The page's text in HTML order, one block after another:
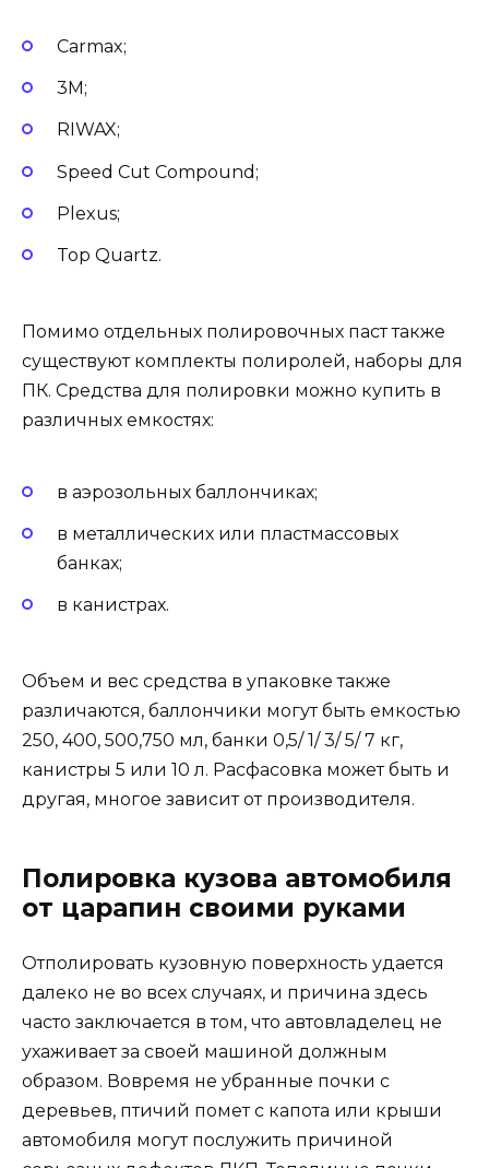
Carmax;
3M;
RIWAX;
Speed Cut Compound;
Plexus;
Top Quartz.
Помимо отдельных полировочных паст также
существуют комплекты полиролей, наборы для
ПК. Средства для полировки можно купить в
различных емкостях:
в аэрозольных баллончиках;
в металлических или пластмассовых
банках;
в канистрах.
Объем и вес средства в упаковке также
различаются, баллончики могут быть емкостью
250, 400, 500,750 мл, банки 0,5/ 1/ 3/ 5/ 7 кг,
канистры 5 или 10 л. Расфасовка может быть и
другая, многое зависит от производителя.
Полировка кузова автомобиля
от царапин своими руками
Отполировать кузовную поверхность удается
далеко не во всех случаях, и причина здесь
часто заключается в том, что автовладелец не
ухаживает за своей машиной должным
образом. Вовремя не убранные почки с
деревьев, птичий помет с капота или крыши
автомобиля могут послужить причиной